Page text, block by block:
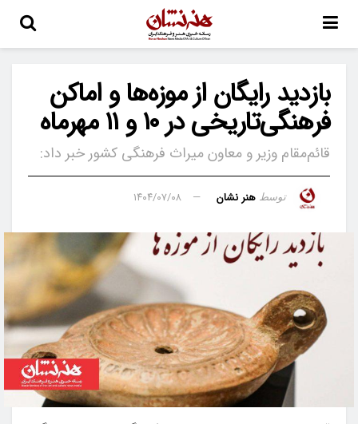
بازدید رایگان از موزه‌ها و اماکن
فرهنگی‌تاریخی در ۱۰ و ۱۱ مهرماه
قائم‌مقام وزیر و معاون میراث فرهنگی کشور خبر داد:
توسط هنر نشان ۱۴۰۴/۰۷/۰۸